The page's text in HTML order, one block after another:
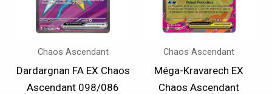
Chaos Ascendant
Dardargnan FA EX Chaos
Ascendant 098/086
Chaos Ascendant
Méga-Kravarech EX
Chaos Ascendant